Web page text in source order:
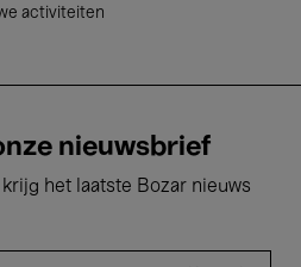
activiteiten
nieuwsbrief
het laatste Bozar nieuws